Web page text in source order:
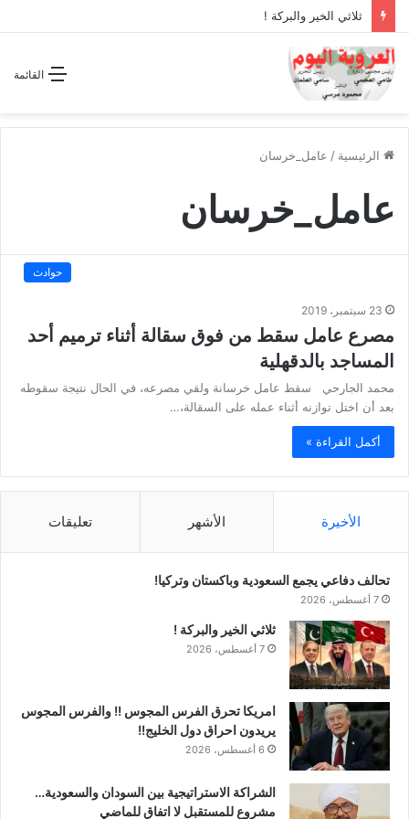
ثلاثي الخير والبركة !
القائمة
الرئيسية / عامل_خرسان
عامل_خرسان
حوادث
23 سبتمبر، 2019
مصرع عامل سقط من فوق سقالة أثناء ترميم أحد
المساجد بالدقهلية
محمد الجارحي سقط عامل خرسانة ولقي مصرعه، في الحال نتيجة سقوطه
بعد أن اختل توازنه أثناء عمله على السقالة،…
أكمل القراءة »
الأخيرة الأشهر تعليقات
تحالف دفاعي يجمع السعودية وباكستان وتركيا!
7 أغسطس، 2026
ثلاثي الخير والبركة !
7 أغسطس، 2026
امريكا تحرق الفرس المجوس !! والفرس المجوس
يريدون احراق دول الخليج!!
6 أغسطس، 2026
الشراكة الاستراتيجية بين السودان والسعودية…
مشروع للمستقبل لا اتفاق للماضي